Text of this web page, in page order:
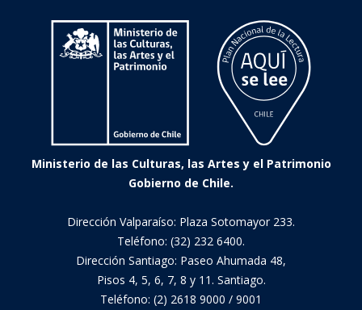
Ministerio de las Culturas, las Artes y el Patrimonio
Gobierno de Chile.
Dirección Valparaíso: Plaza Sotomayor 233.
Teléfono: (32) 232 6400.
Dirección Santiago: Paseo Ahumada 48,
Pisos 4, 5, 6, 7, 8 y 11. Santiago.
Teléfono: (2) 2618 9000 / 9001